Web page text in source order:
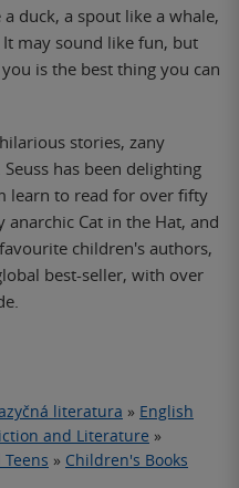
duck, a spout like a whale,
may sound like fun, but
is the best thing you can
stories, zany
has been delighting
learn to read for over fifty
Cat in the Hat, and
children's authors,
best-seller, with over
literatura » English
and Literature »
» Children's Books